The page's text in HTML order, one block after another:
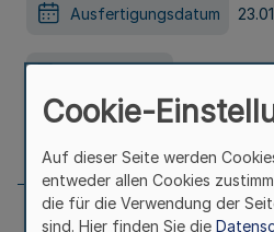
Ausfertigungsdatum
Cookie-
Auf dieser Seite werden
entweder allen Cookies
die für die Verwendung der
sind. Hier finden Sie die